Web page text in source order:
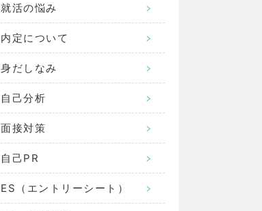
就活の悩み
内定について
身だしなみ
自己分析
面接対策
自己PR
ES（エントリーシート）